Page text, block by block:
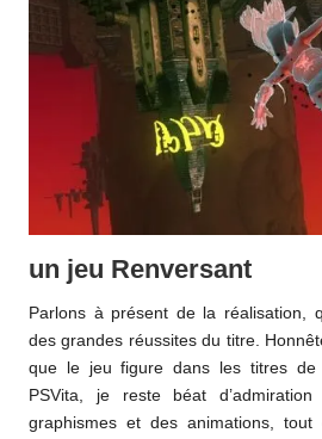
un jeu Renversant
Parlons à présent de la réalisation,
des grandes réussites du titre.
que le jeu figure dans les titres de
PSVita, je reste béat
graphismes et des animations, tout